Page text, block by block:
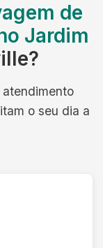
de
Jardim
o seu dia a